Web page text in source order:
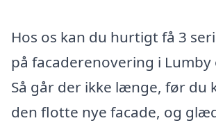
Hos os kan du hurtigt få 3
på facaderenovering i Lumby
Så går der ikke længe, før du
den flotte nye facade, og